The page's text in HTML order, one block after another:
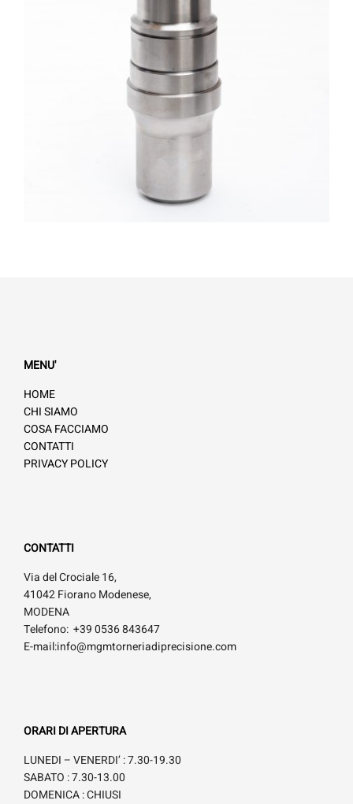
MENU'
HOME
CHI SIAMO
COSA FACCIAMO
CONTATTI
PRIVACY POLICY
CONTATTI
Via del Crociale 16,
41042 Fiorano Modenese,
MODENA
Telefono: +39 0536 843647
E-mail:info@mgmtorneriadiprecisione.com
ORARI DI APERTURA
LUNEDI – VENERDI’ : 7.30-19.30
SABATO : 7.30-13.00
DOMENICA : CHIUSI